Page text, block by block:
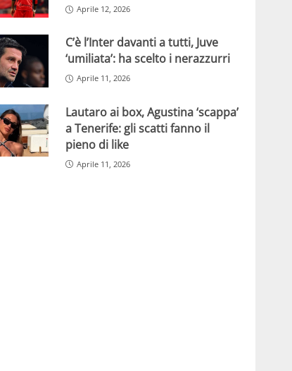
Aprile 12, 2026
C’è l’Inter davanti a tutti, Juve
‘umiliata’: ha scelto i nerazzurri
Aprile 11, 2026
Lautaro ai box, Agustina ‘scappa’
a Tenerife: gli scatti fanno il
pieno di like
Aprile 11, 2026